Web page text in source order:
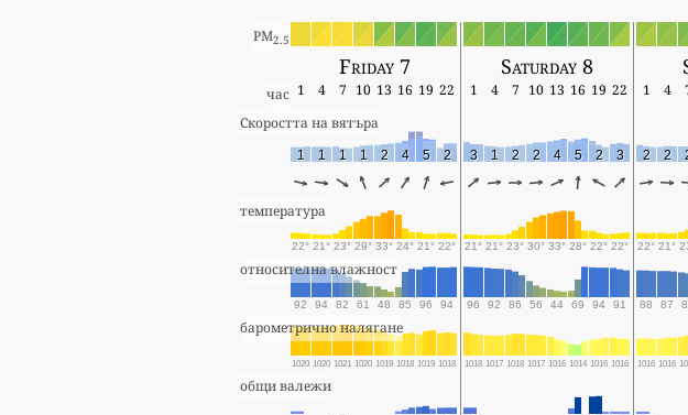
PM2.5
Friday 7 Saturday 8
час 1 4 7 10 13 16 19 22 1 4 7 10 13 16 19 22 1 4
Скоростта на вятъра
1 1 1 1 2 4 5 2 3 1 2 2 4 5 2 3 2 2
температура
22° 21° 23° 29° 33° 24° 21° 22° 21° 21° 23° 30° 33° 28° 22° 22° 22° 21°
относителна влажност
92 94 82 61 48 85 96 94 96 92 86 56 44 69 94 91 88 87
барометрично налягане
1020 1020 1021 1020 1019 1018 1019 1018 1018 1017 1018 1017 1016 1014 1016 1016 1016 1016
общи валежи